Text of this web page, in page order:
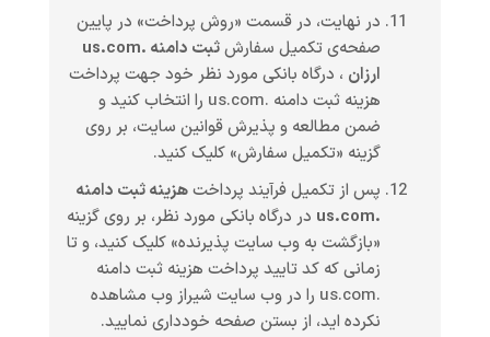
در نهایت، در قسمت «روش پرداخت» در پایین
صفحه‌ی تکمیل سفارش
ثبت دامنه .us.com
ارزان ، درگاه بانکی مورد نظر خود جهت پرداخت
هزینه ثبت دامنه .us.com را انتخاب کنید و
ضمن مطالعه و پذیرش قوانین سایت، بر روی
گزینه «تکمیل سفارش» کلیک کنید.
پس از تکمیل فرآیند پرداختهزینه ثبت دامنه
.us.com
در درگاه بانکی مورد نظر، بر روی گزینه
«بازگشت به وب سایت پذیرنده» کلیک کنید، و تا
زمانی که کد تایید پرداخت هزینه ثبت دامنه
.us.com را در وب سایت شیراز وب مشاهده
نکرده اید، از بستن صفحه خودداری نمایید.